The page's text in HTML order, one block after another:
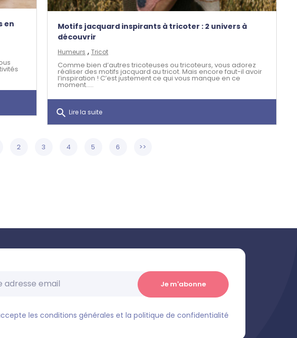
en
Motifs jacquard inspirants à tricoter : 2 univers à
découvrir
Humeurs , Tricot
Comme bien d’autres tricoteuses ou tricoteurs, vous adorez
réaliser des motifs jacquard au tricot. Mais encore faut-il avoir
l’inspiration ! C’est justement ce qui vous manque en ce
moment.....
search Lire la suite
2 3 4 5 6 >>
les conditions générales et la politique de confidentialité